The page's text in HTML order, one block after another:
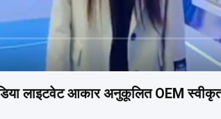
लाइटवेट आकार अनुकूलित OEM